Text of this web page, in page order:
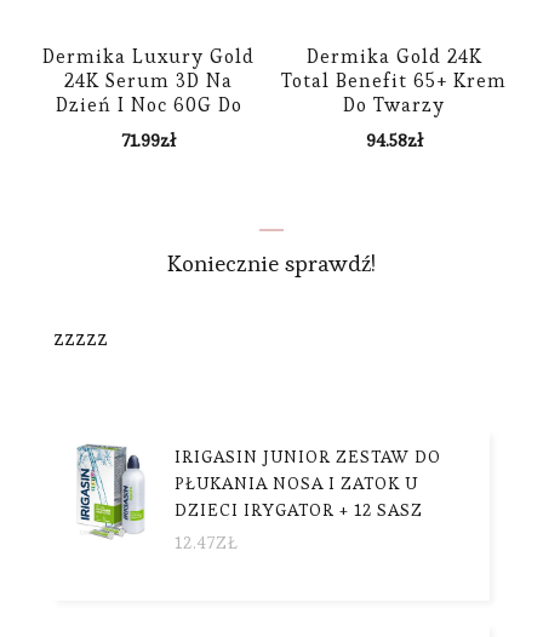
Dermika Luxury Gold
24K Serum 3D Na
Dzień I Noc 60G Do
Twarzy
71.99zł
Dermika Gold 24K
Total Benefit 65+ Krem
Do Twarzy
Rekonstruktor
Młodości 50Ml
94.58zł
Koniecznie sprawdź!
zzzzz
IRIGASIN JUNIOR ZESTAW DO
PŁUKANIA NOSA I ZATOK U
DZIECI IRYGATOR + 12 SASZ
12.47ZŁ